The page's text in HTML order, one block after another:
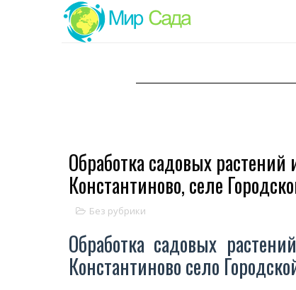
Обработка садовых
Константиново, селе
Без рубрики
Обработка садовых
Константиново село